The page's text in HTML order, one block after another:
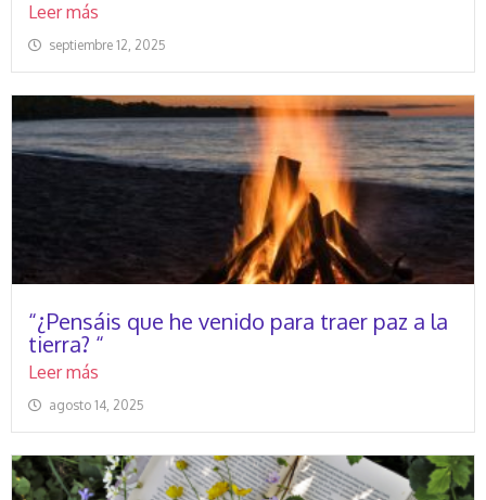
Leer más
septiembre 12, 2025
“¿Pensáis que he venido para traer paz a la
tierra? “
Leer más
agosto 14, 2025